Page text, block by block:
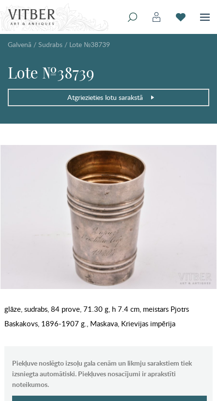
Galvenā / Sudrabs / Lote №38739
Lote №38739
Atgriezieties lotu sarakstā
glāze, sudrabs, 84 prove, 71.30 g, h 7.4 cm, meistars Pjotrs
Baskakovs, 1896-1907 g., Maskava, Krievijas impērija
Piekļuve noslēgto izsoļu gala cenām un likmju sarakstiem tiek
izsniegta automātiski. Piekļuves nosacījumi ir aprakstīti
noteikumos.